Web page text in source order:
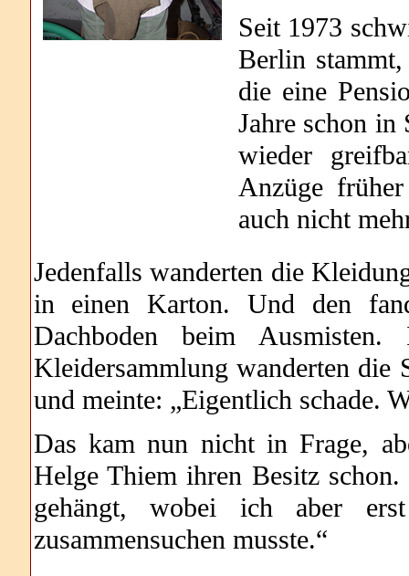
Seit 1973
Berlin
die eine
Jahre schon in
wieder
Anzüge
auch nicht
Jedenfalls wanderten die
in einen Karton. Und den
Dachboden beim
Kleidersammlung wanderten die
und meinte: „Eigentlich schade.
Das kam nun nicht in Frage,
Helge Thiem ihren Besitz
gehängt, wobei ich aber
zusammensuchen musste.“